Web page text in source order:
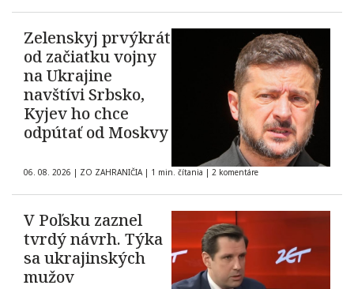
Zelenskyj prvýkrát
od začiatku vojny
na Ukrajine
navštívi Srbsko,
Kyjev ho chce
odpútať od Moskvy
06. 08. 2026 | ZO ZAHRANIČIA | 1 min. čítania | 2 komentáre
V Poľsku zaznel
tvrdý návrh. Týka
sa ukrajinských
mužov